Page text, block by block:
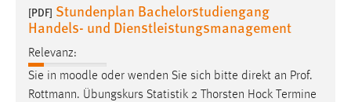
[PDF] Stundenplan Bachelorstudiengang
Handels- und Dienstleistungsmanagement
Relevanz:
Sie in moodle oder wenden Sie sich bitte direkt an Prof.
Rottmann. Übungskurs Statistik 2 Thorsten Hock Termine